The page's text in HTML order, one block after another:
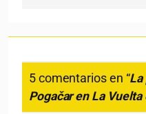
5 comentarios en “La
Pogačar en La